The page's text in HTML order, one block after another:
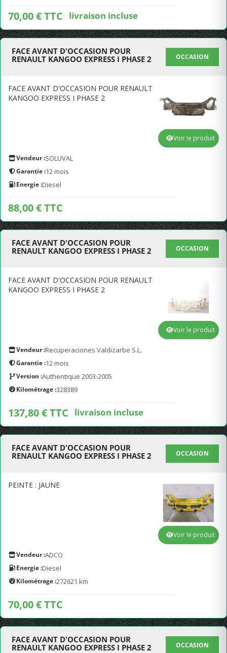
70,00 € TTC livraison incluse
FACE AVANT D'OCCASION POUR
RENAULT KANGOO EXPRESS I PHASE 2
OCCASION
FACE AVANT D'OCCASION POUR RENAULT
KANGOO EXPRESS I PHASE 2
Vendeur :SOLUVAL
Garantie :12 mois
Energie :Diesel
88,00 € TTC
Voir le produit
FACE AVANT D'OCCASION POUR
RENAULT KANGOO EXPRESS I PHASE 2
OCCASION
FACE AVANT D'OCCASION POUR RENAULT
KANGOO EXPRESS I PHASE 2
Vendeur :Recuperaciones Valdizarbe S.L.
Garantie :12 mois
Version :Authentique 2003-2005
Kilométrage :328389
137,80 € TTC livraison incluse
Voir le produit
FACE AVANT D'OCCASION POUR
RENAULT KANGOO EXPRESS I PHASE 2
OCCASION
PEINTE : JAUNE
Vendeur :ADCO
Energie :Diesel
Kilométrage :272621 km
70,00 € TTC
Voir le produit
FACE AVANT D'OCCASION POUR
RENAULT KANGOO EXPRESS I PHASE 2
OCCASION